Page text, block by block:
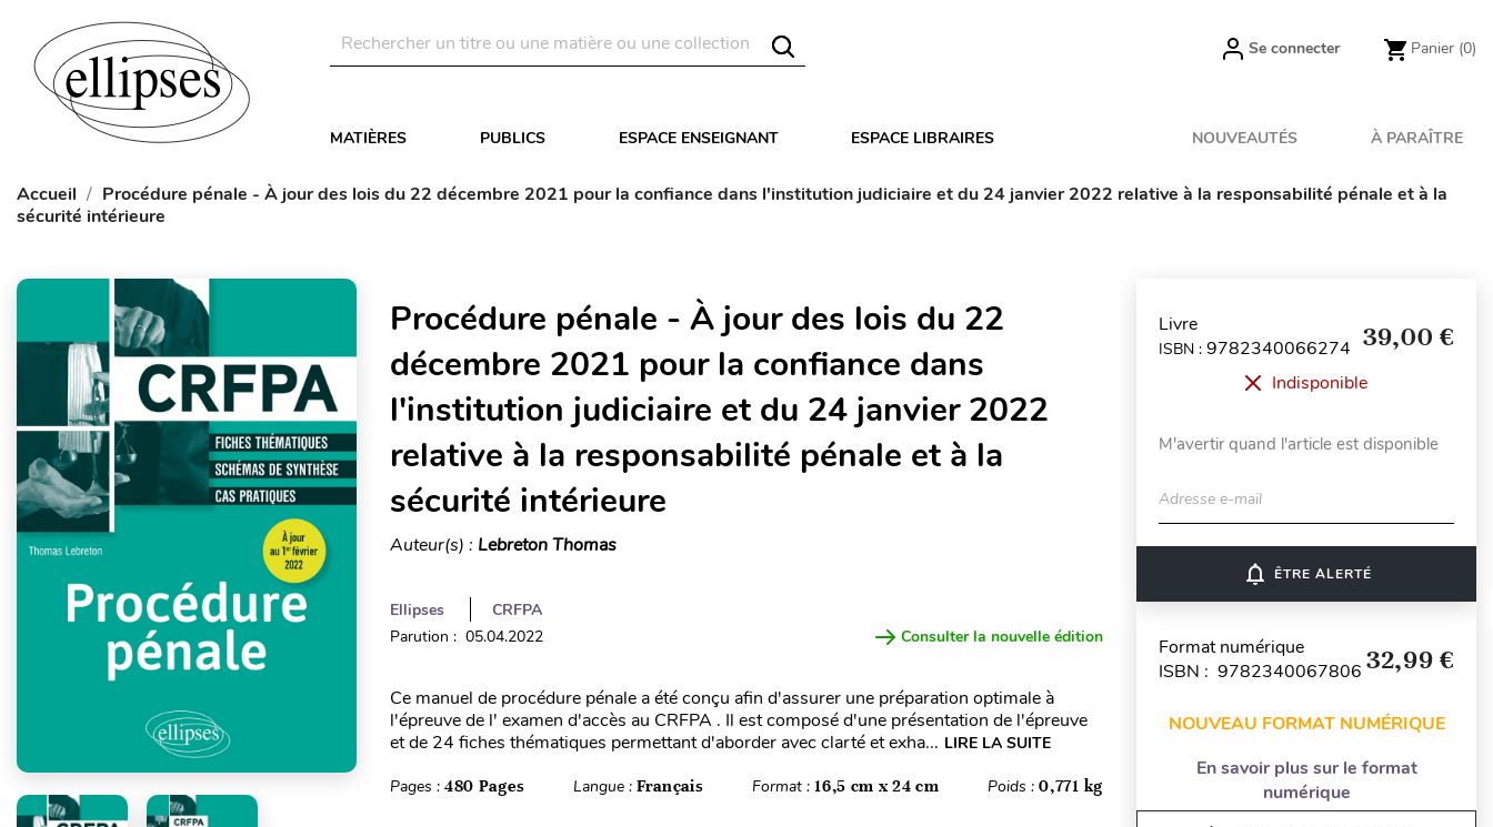
Se connecter Panier (0)
MATIÈRES PUBLICS ESPACE ENSEIGNANT ESPACE LIBRAIRES NOUVEAUTÉS À PARAÎTRE
Accueil
Procédure pénale - À jour des lois du 22 décembre 2021 pour la confiance dans l'institution judiciaire et du 24 janvier 2022 relative à la responsabilité pénale et à la
sécurité intérieure
Procédure pénale - À jour des lois du 22
décembre 2021 pour la confiance dans
l'institution judiciaire et du 24 janvier 2022
relative à la responsabilité pénale et à la
sécurité intérieure
Auteur(s) : Lebreton Thomas
Ellipses
CRFPA
Parution : 05.04.2022
Consulter la nouvelle édition
Ce manuel de procédure pénale a été conçu afin d'assurer une préparation optimale à
l'épreuve de l' examen d'accès au CRFPA . Il est composé d'une présentation de l'épreuve
et de 24 fiches thématiques permettant d'aborder avec clarté et exha... LIRE LA SUITE
Pages : 480 Pages Langue : Français Format :16,5 cm x 24 cm Poids :0,771 kg
Livre
ISBN : 9782340066274 39,00 €
Indisponible
M'avertir quand l'article est disponible
Adresse e-mail
notifications_none ÊTRE ALERTÉ
Format numérique
ISBN : 9782340067806 32,99 €
NOUVEAU FORMAT NUMÉRIQUE
En savoir plus sur le format
numérique